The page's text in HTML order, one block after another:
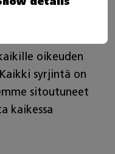
oikeuden
syrjintä on
sitoutuneet
kaikessa